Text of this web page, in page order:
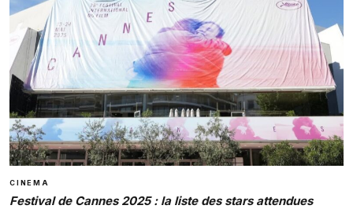
CINEMA
Festival de Cannes 2025 : la liste des stars attendues